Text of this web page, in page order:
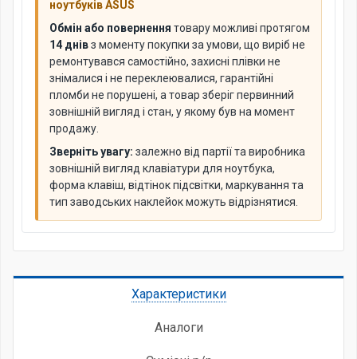
ноутбуків ASUS
Обмін або повернення товару можливі протягом
14 днівз моменту покупки за умови, що виріб не
ремонтувався самостійно, захисні плівки не
знімалися і не переклеювалися, гарантійні
пломби не порушені, а товар зберіг первинний
зовнішній вигляд і стан, у якому був на момент
продажу.
Зверніть увагу: залежно від партії та виробника
зовнішній вигляд клавіатури для ноутбука,
форма клавіш, відтінок підсвітки, маркування та
тип заводських наклейок можуть відрізнятися.
Характеристики
Аналоги